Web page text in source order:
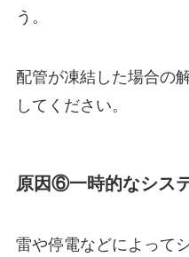
う。
配管が凍結した場合の
してください。
原因⑥一時的なシス
雷や停電などによって